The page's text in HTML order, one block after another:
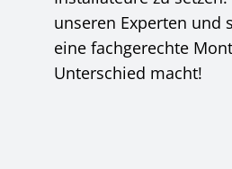
unseren Experten und
eine fachgerechte
Unterschied macht!